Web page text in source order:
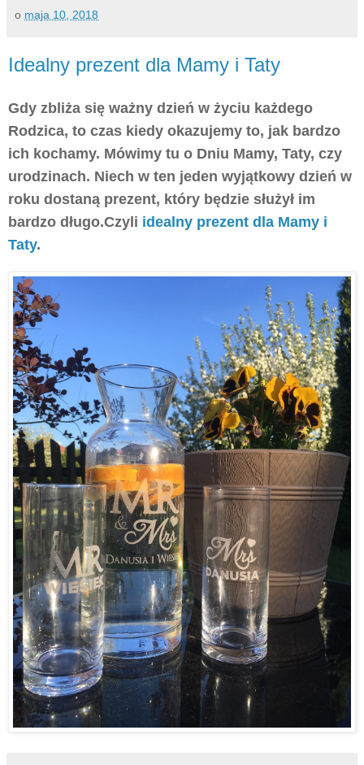
o maja 10, 2018
Idealny prezent dla Mamy i Taty
Gdy zbliża się ważny dzień w życiu każdego
Rodzica, to czas kiedy okazujemy to, jak bardzo
ich kochamy. Mówimy tu o Dniu Mamy, Taty, czy
urodzinach. Niech w ten jeden wyjątkowy dzień w
roku dostaną prezent, który będzie służył im
bardzo długo.Czyli idealny prezent dla Mamy i
Taty.